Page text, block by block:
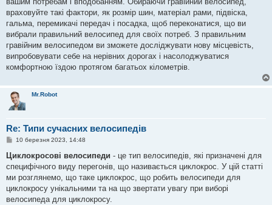
враховуйте такі фактори, як розмір шин, матеріал рами, підвіска,
гальма, перемикачі передач і посадка, щоб переконатися, що ви
вибрали правильний велосипед для своїх потреб. З правильним
гравійним велосипедом ви зможете досліджувати нову місцевість,
випробовувати себе на нерівних дорогах і насолоджуватися
комфортною їздою протягом багатьох кілометрів.
Mr.Robot
Re: Типи сучасних велосипедів
П
в
д
о
л
е
10 березня 2023, 14:48
Циклокросові велосипеди - це тип велосипедів, які призначені для
специфічного виду перегонів, що називається циклокрос. У цій статті
ми розглянемо, що таке циклокрос, що робить велосипеди для
циклокросу унікальними та на що звертати увагу при виборі
велосипеда для циклокросу.